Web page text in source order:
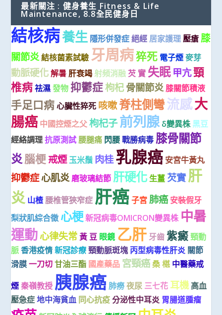
最新關注 : 健身養生 Fitness & Life
Maintenance, 8.8全民健身日
結核病養生 隱形併發症 絕經 居家護理 壓瘡 膝
關節炎結核菌素試驗 牙周病猝死 電子煙 麥芽
動脈硬化 解暑 肝衰竭 射頻消融 芡 實 失眠 甲亢頸
椎病 祛濕 發物 抑鬱症枸杞骨關節炎膝關節積液
手足口病 心臟性猝死 咳嗽脊柱側彎流感大
腸癌 中國控煙之父 枸杞子前列腺 δ變異株 黑豆
經絡調理 抗原測試 腰腿痛 閃腰 戰勝病毒 膝骨關節
炎腦梗戒煙 玉米鬚 肉桂乳腺癌 安宮牛黃丸
抑鬱症心肌炎磨玻璃結節 肝硬化 生薑 芡實肝
炎 山楂 腰椎管狹窄症 肝癌 子宮 肺癌 安裝假牙
梨狀肌綜合徵 心梗新冠病毒OMICRON變異株 中暑
運動心律失常 黃 豆 眼鏡 乙肝 牙齒 紫癜 頸動
脈 香港疫情 新冠診療 頸動脈斑塊 丙型病毒性肝炎 關節
滑膜 一刀切 甘油三酯 國產藥品 宮頸癌桑 椹 中醫藥戒
煙 秦嶺教授 胰腺癌 肺癆 夜尿 三七花 耳機 高血
壓急症 地中海貧血 同心抗疫 分泌性中耳炎 胃腸道腫瘤